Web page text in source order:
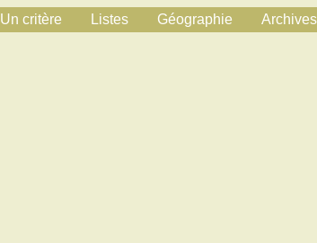
Un critère Listes Géographie Archives